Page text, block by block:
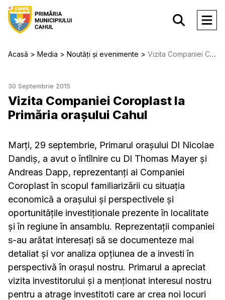
Acasă Media Noutăți și evenimente Vizita Companiei Coroplast la Primăria orașului Cahul
30 Septembrie 2015
Vizita Companiei Coroplast la
Primăria orașului Cahul
Marți, 29 septembrie, Primarul orașului Dl Nicolae
Dandiș, a avut o întîlnire cu Dl Thomas Mayer și
Andreas Dapp, reprezentanți ai Companiei
Coroplast în scopul familiarizării cu situația
economică a orașului și perspectivele și
oportunitățile investiționale prezente în localitate
și în regiune în ansamblu. Reprezentații companiei
s-au arătat interesați să se documenteze mai
detaliat și vor analiza opțiunea de a investi în
perspectivă în orașul nostru. Primarul a apreciat
vizita investitorului și a menționat interesul nostru
pentru a atrage investitoti care ar crea noi locuri